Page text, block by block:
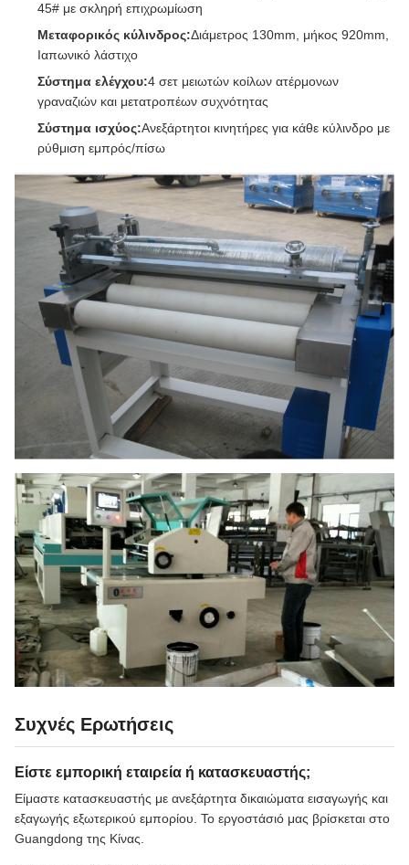
45# με σκληρή επιχρωμίωση
Μεταφορικός κύλινδρος:Διάμετρος 130mm, μήκος 920mm,
Ιαπωνικό λάστιχο
Σύστημα ελέγχου:4 σετ μειωτών κοίλων ατέρμονων
γραναζιών και μετατροπέων συχνότητας
Σύστημα ισχύος:Ανεξάρτητοι κινητήρες για κάθε κύλινδρο με
ρύθμιση εμπρός/πίσω
Συχνές Ερωτήσεις
Είστε εμπορική εταιρεία ή κατασκευαστής;
Είμαστε κατασκευαστής με ανεξάρτητα δικαιώματα εισαγωγής και
εξαγωγής εξωτερικού εμπορίου. Το εργοστάσιό μας βρίσκεται στο
Guangdong της Κίνας.